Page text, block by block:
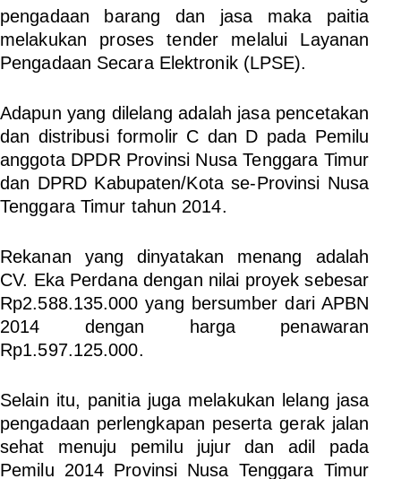
pengadaan barang dan jasa maka paitia
melakukan proses tender melalui Layanan
Pengadaan Secara Elektronik (LPSE).
Adapun yang dilelang adalah jasa pencetakan
dan distribusi formolir C dan D pada Pemilu
anggota DPDR Provinsi Nusa Tenggara Timur
dan DPRD Kabupaten/Kota se-Provinsi Nusa
Tenggara Timur tahun 2014.
Rekanan yang dinyatakan menang adalah
CV. Eka Perdana dengan nilai proyek sebesar
Rp2.588.135.000 yang bersumber dari APBN
2014 dengan harga penawaran
Rp1.597.125.000.
Selain itu, panitia juga melakukan lelang jasa
pengadaan perlengkapan peserta gerak jalan
sehat menuju pemilu jujur dan adil pada
Pemilu 2014 Provinsi Nusa Tenggara Timur